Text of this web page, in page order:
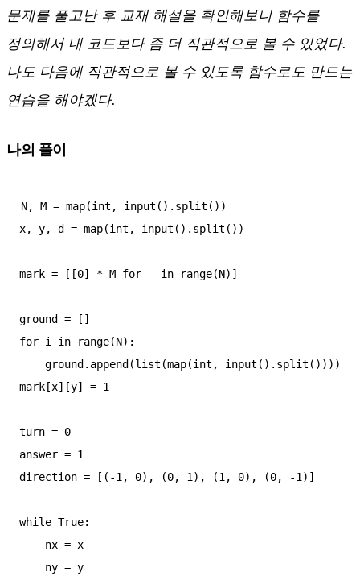
문제를 풀고난 후 교재 해설을 확인해보니 함수를
정의해서 내 코드보다 좀 더 직관적으로 볼 수 있었다.
나도 다음에 직관적으로 볼 수 있도록 함수로도 만드는
연습을 해야겠다.
나의 풀이
N, M = map(int, input().split())
x, y, d = map(int, input().split())
mark = [[0] * M for _ in range(N)]
ground = []
for i in range(N):
mark[x][y] = 1
turn = 0
answer = 1
direction = [(-1, 0), (0, 1), (1, 0), (0, -1)]
while True: